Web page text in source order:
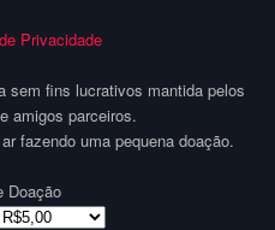
Privacidade
sem fins lucrativos mantida pelos
amigos parceiros.
fazendo uma pequena doação.
Doação